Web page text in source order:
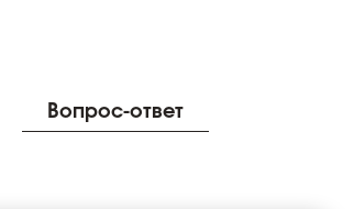
Вопрос-ответ